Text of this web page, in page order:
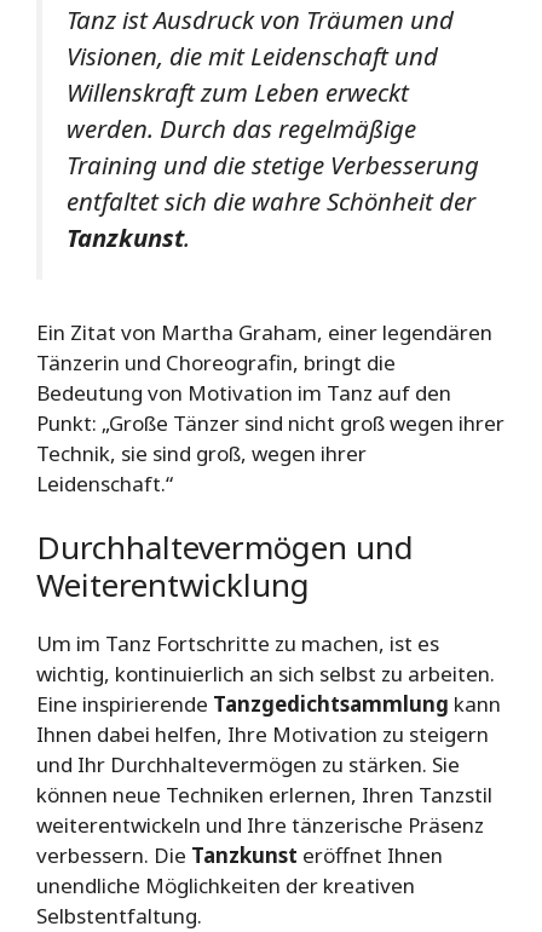
Tanz ist Ausdruck von Träumen und
Visionen, die mit Leidenschaft und
Willenskraft zum Leben erweckt
werden. Durch das regelmäßige
Training und die stetige Verbesserung
entfaltet sich die wahre Schönheit der
Tanzkunst.
Ein Zitat von Martha Graham, einer legendären
Tänzerin und Choreografin, bringt die
Bedeutung von Motivation im Tanz auf den
Punkt: „Große Tänzer sind nicht groß wegen ihrer
Technik, sie sind groß, wegen ihrer
Leidenschaft.“
Durchhaltevermögen und
Weiterentwicklung
Um im Tanz Fortschritte zu machen, ist es
wichtig, kontinuierlich an sich selbst zu arbeiten.
Eine inspirierende Tanzgedichtsammlung kann
Ihnen dabei helfen, Ihre Motivation zu steigern
und Ihr Durchhaltevermögen zu stärken. Sie
können neue Techniken erlernen, Ihren Tanzstil
weiterentwickeln und Ihre tänzerische Präsenz
verbessern. Die Tanzkunst eröffnet Ihnen
unendliche Möglichkeiten der kreativen
Selbstentfaltung.